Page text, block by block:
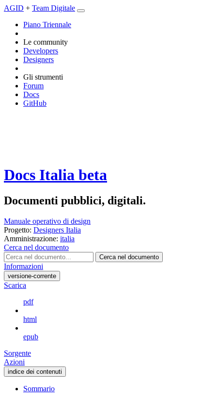
AGID + Team Digitale
Piano Triennale
Le community
Developers
Designers
Gli strumenti
Forum
Docs
GitHub
Docs Italia beta
Documenti pubblici, digitali.
Manuale operativo di design
Progetto: Designers Italia
Amministrazione: italia
Cerca nel documento
Cerca nel documento
Informazioni
versione-corrente
Scarica
pdf
html
epub
Sorgente
Azioni
indice dei contenuti
Sommario